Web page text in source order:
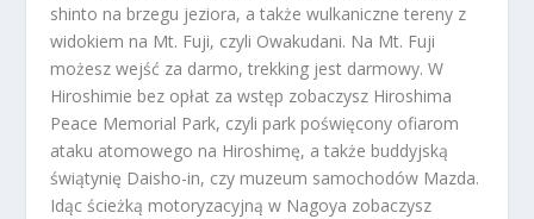
shinto na brzegu jeziora, a także wulkaniczne tereny z
widokiem na Mt. Fuji, czyli Owakudani. Na Mt. Fuji
możesz wejść za darmo, trekking jest darmowy. W
Hiroshimie bez opłat za wstęp zobaczysz Hiroshima
Peace Memorial Park, czyli park poświęcony ofiarom
ataku atomowego na Hiroshimę, a także buddyjską
świątynię Daisho-in, czy muzeum samochodów Mazda.
Idąc ścieżką motoryzacyjną w Nagoya zobaczysz